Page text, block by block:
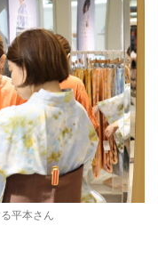
平本さん